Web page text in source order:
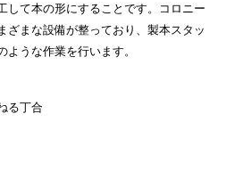
して本の形にすることです。コロニー
ざまな設備が整っており、製本スタッ
うな作業を行います。
る丁合